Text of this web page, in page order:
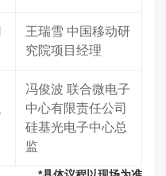
王瑞雪 中国移动研
究院项目经理
冯俊波 联合微电子
中心有限责任公司
硅基光电子中心总
监